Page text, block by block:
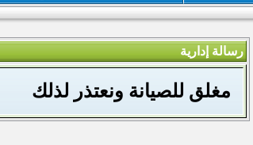
رسالة إدارية
مغلق للصيانة ونعتذر لذلك